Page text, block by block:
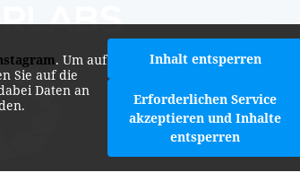
. Um auf
Sie auf die
Daten an
Inhalt entsperren
Erforderlichen Service
akzeptieren und Inhalte
entsperren